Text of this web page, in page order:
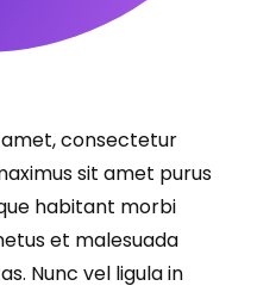
consectetur
sit amet purus
habitant morbi
et malesuada
Nunc vel ligula in